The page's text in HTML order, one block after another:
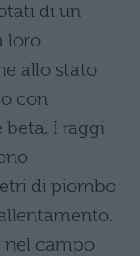
di un
loro
allo stato
con
beta. I raggi
di piombo
nel campo